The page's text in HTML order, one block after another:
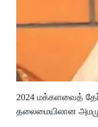
2024 மக்களவைத்
தலைமையிலான